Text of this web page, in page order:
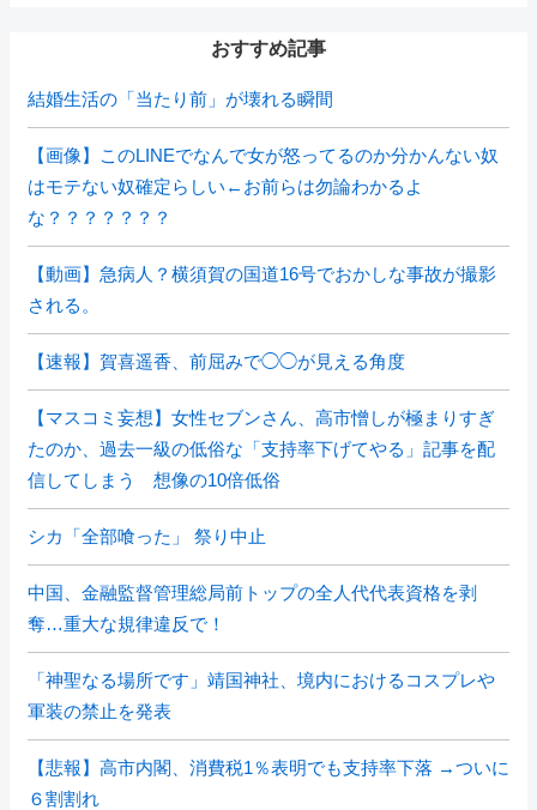
おすすめ記事
結婚生活の「当たり前」が壊れる瞬間
【画像】このLINEでなんで女が怒ってるのか分かんない奴
はモテない奴確定らしい←お前らは勿論わかるよ
な？？？？？？？
【動画】急病人？横須賀の国道16号でおかしな事故が撮影
される。
【速報】賀喜遥香、前屈みで◯◯が見える角度
【マスコミ妄想】女性セブンさん、高市憎しが極まりすぎ
たのか、過去一級の低俗な「支持率下げてやる」記事を配
信してしまう 想像の10倍低俗
シカ「全部喰った」 祭り中止
中国、金融監督管理総局前トップの全人代代表資格を剥
奪…重大な規律違反で！
「神聖なる場所です」靖国神社、境内におけるコスプレや
軍装の禁止を発表
【悲報】高市内閣、消費税1％表明でも支持率下落 →ついに
６割割れ